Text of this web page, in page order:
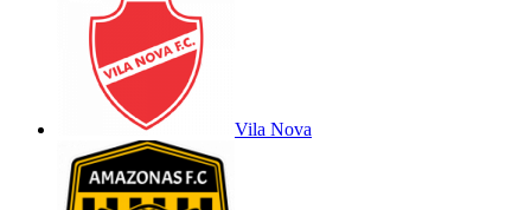
Vila Nova